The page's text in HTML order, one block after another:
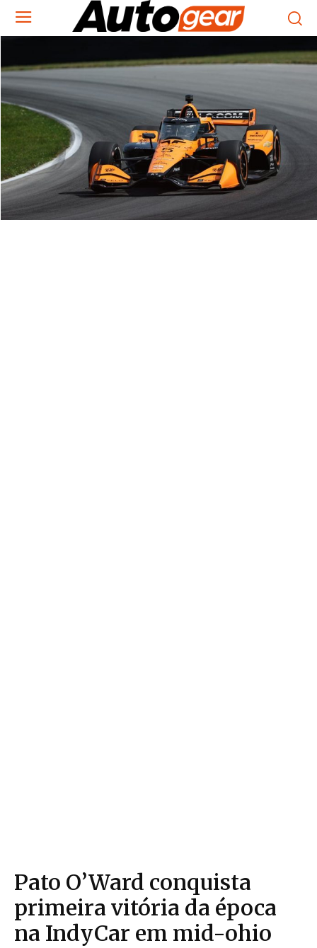
Pato O’Ward conquista
primeira vitória da época
na IndyCar em mid-ohio